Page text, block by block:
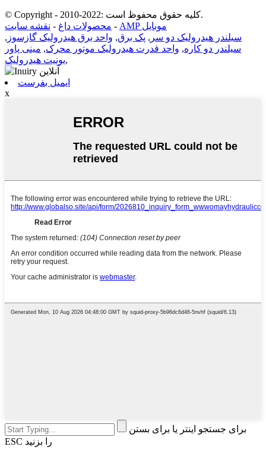
© Copyright - 2010-2022: کلیه حقوق محفوظ است.
محصولات داغ - نقشه سایت -
AMP موبایل
سیلندر هیدرولیک دو سر , پک برق, واحد برق هیدرولیک گازسوز ,
سیلندر دو کاره, واحد قدرت هیدرولیک موتور محرک, مینی پاور
یونیت هیدرولیک,
ایمیل بفرست
x
برای جستجو اینتر یا برای بستن
ESC را بزنید